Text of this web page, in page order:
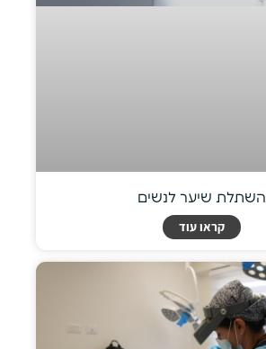
השתלת שיער לנשים
קראו עוד